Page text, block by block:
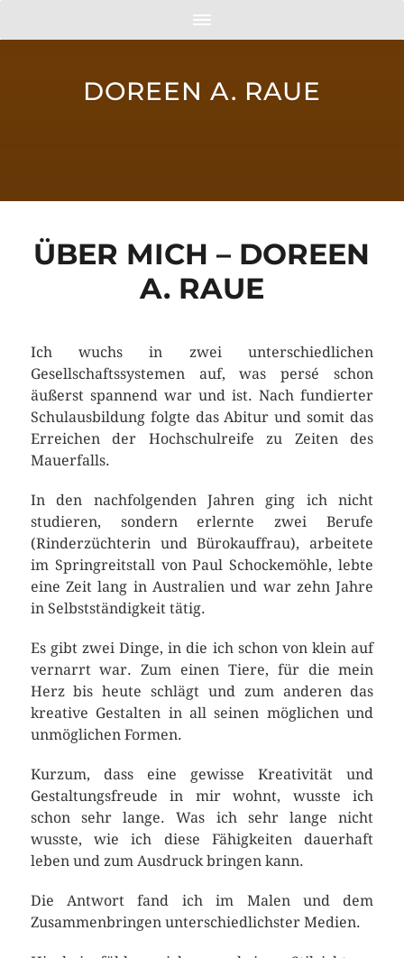
DOREEN A. RAUE
ÜBER MICH – DOREEN
A. RAUE
Ich wuchs in zwei unterschiedlichen
Gesellschaftssystemen auf, was persé schon
äußerst spannend war und ist. Nach fundierter
Schulausbildung folgte das Abitur und somit das
Erreichen der Hochschulreife zu Zeiten des
Mauerfalls.
In den nachfolgenden Jahren ging ich nicht
studieren, sondern erlernte zwei Berufe
(Rinderzüchterin und Bürokauffrau), arbeitete
im Springreitstall von Paul Schockemöhle, lebte
eine Zeit lang in Australien und war zehn Jahre
in Selbstständigkeit tätig.
Es gibt zwei Dinge, in die ich schon von klein auf
vernarrt war. Zum einen Tiere, für die mein
Herz bis heute schlägt und zum anderen das
kreative Gestalten in all seinen möglichen und
unmöglichen Formen.
Kurzum, dass eine gewisse Kreativität und
Gestaltungsfreude in mir wohnt, wusste ich
schon sehr lange. Was ich sehr lange nicht
wusste, wie ich diese Fähigkeiten dauerhaft
leben und zum Ausdruck bringen kann.
Die Antwort fand ich im Malen und dem
Zusammenbringen unterschiedlichster Medien.